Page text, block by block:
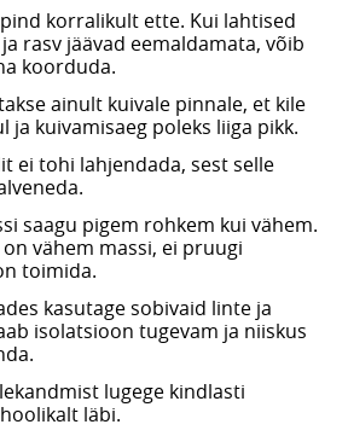
korralikult ette. Kui lahtised
rasv jäävad eemaldamata, võib
koorduda.
ainult kuivale pinnale, et kile
ja kuivamisaeg poleks liiga pikk.
ei tohi lahjendada, sest selle
saagu pigem rohkem kui vähem.
vähem massi, ei pruugi
toimida.
kasutage sobivaid linte ja
isolatsioon tugevam ja niiskus
lugege kindlasti
läbi.